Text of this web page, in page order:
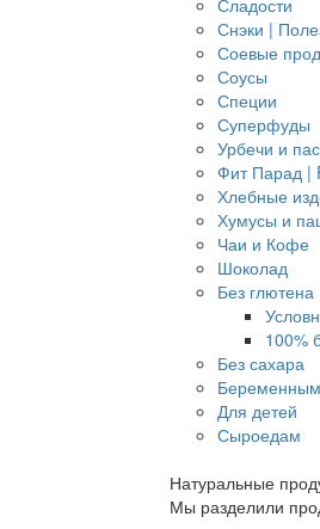
Сладости
Снэки |
Соевые
Соусы
Специи
Суперфуды
Урбечи и
Фит Парад |
Хлебные
Хумусы и
Чаи и Кофе
Шоколад
Без глютена
100%
Без сахара
Для детей
Сыроедам
Натуральные
Мы разделили